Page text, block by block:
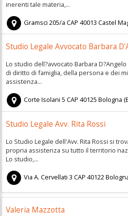
inerenti tale materia,...
Gramsci 205/a CAP40013 Castel
Studio Legale Avvocato Barbara
Lo studio dell?avvocato Barbara
di diritto di famiglia, della persona e dei
assistenza...
Corte Isolani 5 CAP40125 Bologna (
Studio Legale Avv. Rita Rossi
Lo Studio Legale dell'Avv. Rita Rossi si
propria assistenza su tutto il territorio
Lo studio,...
Via A. Cervellati 3 CAP40122
Valeria Mazzotta